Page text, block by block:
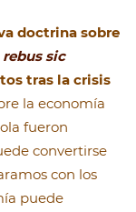
doctrina sobre
rebus sic
tras la crisis
la economía
fueron
convertirse
con los
puede